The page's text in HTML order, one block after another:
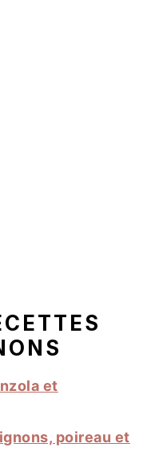
et
poireau et